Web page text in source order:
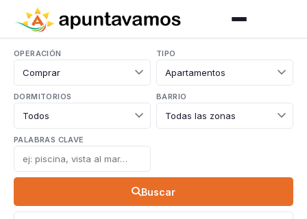
OPERACIÓN TIPO
DORMITORIOS BARRIO
PALABRAS CLAVE
Buscar